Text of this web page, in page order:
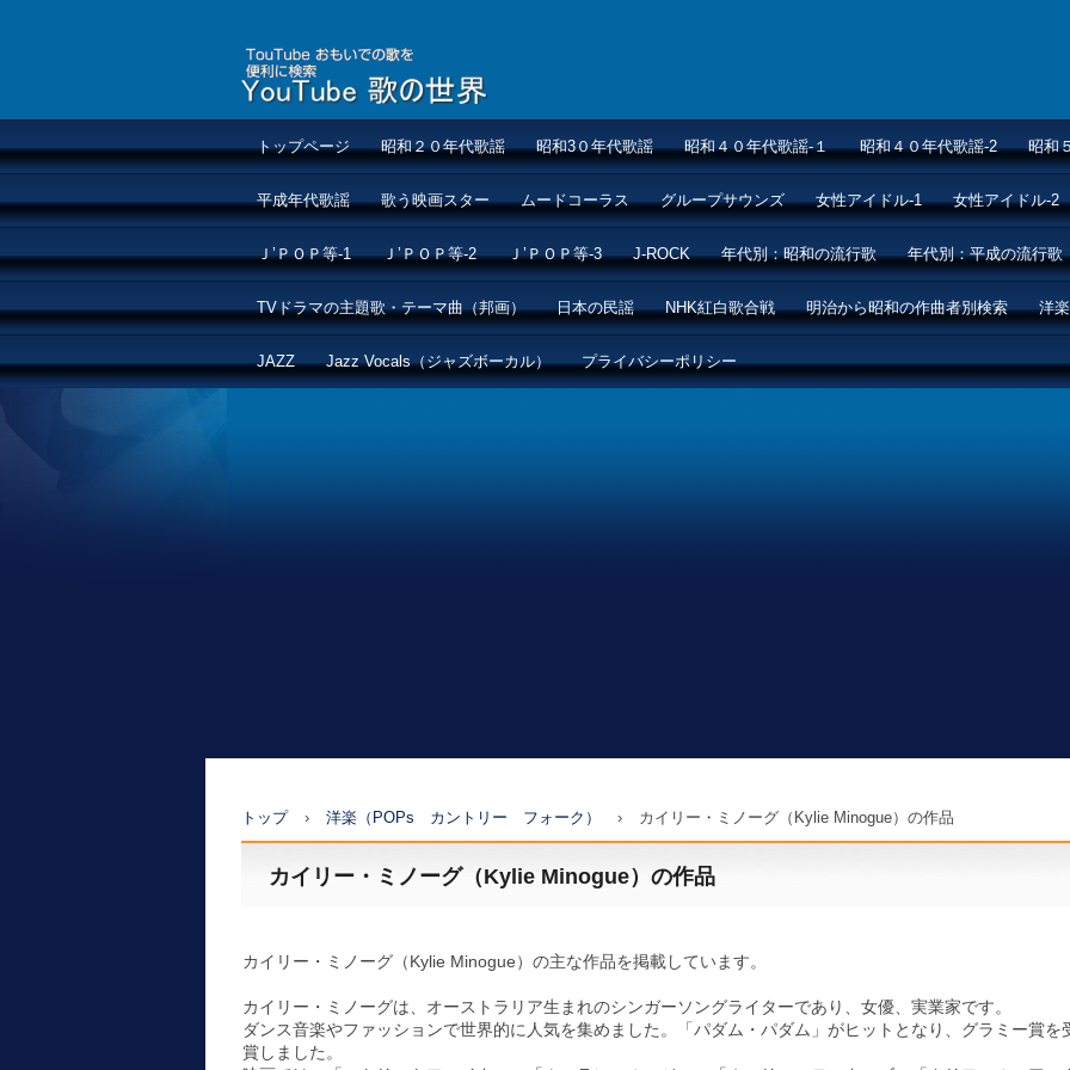
トップページ 昭和２０年代歌謡 昭和3０年代歌謡 昭和４０年代歌謡-１ 昭和４０年代歌謡-2 昭和
平成年代歌謡 歌う映画スター ムードコーラス グループサウンズ 女性アイドル-1 女性アイドル-2
Ｊ’ＰＯＰ等-1 Ｊ’ＰＯＰ等-2 Ｊ’ＰＯＰ等-3 J-ROCK 年代別：昭和の流行歌 年代別：平成の流行歌
TVドラマの主題歌・テーマ曲（邦画） 日本の民謡 NHK紅白歌合戦 明治から昭和の作曲者別検索 洋
JAZZ Jazz Vocals（ジャズボーカル） プライバシーポリシー
トップ › 洋楽（POPs カントリー フォーク） › カイリー・ミノーグ（Kylie Minogue）の作品
カイリー・ミノーグ（Kylie Minogue）の作品
カイリー・ミノーグ（Kylie Minogue）の主な作品を掲載しています。
カイリー・ミノーグは、オーストラリア生まれのシンガーソングライターであり、女優、実業家です。
ダンス音楽やファッションで世界的に人気を集めました。「パダム・パダム」がヒットとなり、グラミー賞を
賞しました。